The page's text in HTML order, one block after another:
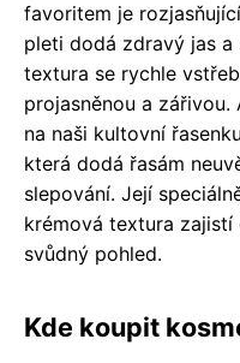
favoritem je
pleti dodá zdravý jas a
textura se rychle
projasněnou a zářivou.
na naši kultovní
která dodá řasám
slepování. Její
krémová textura zajistí
svůdný pohled.
Kde koupit